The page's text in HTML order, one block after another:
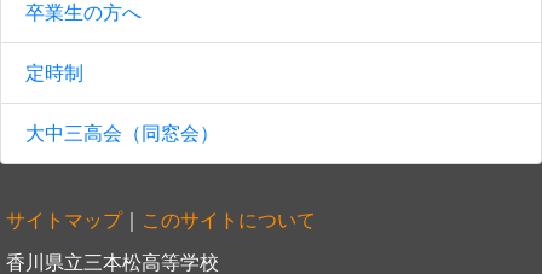
卒業生の方へ
定時制
大中三高会（同窓会）
サイトマップ｜ このサイトについて
香川県立三本松高等学校